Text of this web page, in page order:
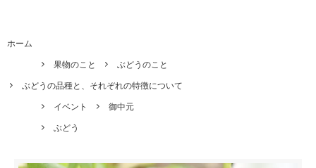
ホーム
果物のこと
ぶどうのこと
ぶどうの品種と、それぞれの特徴について
イベント
御中元
ぶどう